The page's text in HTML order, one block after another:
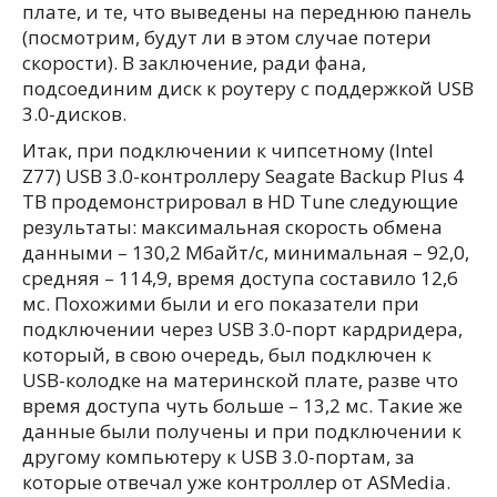
плате, и те, что выведены на переднюю панель
(посмотрим, будут ли в этом случае потери
скорости). В заключение, ради фана,
подсоединим диск к роутеру с поддержкой USB
3.0-дисков.
Итак, при подключении к чипсетному (Intel
Z77) USB 3.0-контроллеру Seagate Backup Plus 4
TB продемонстрировал в HD Tune следующие
результаты: максимальная скорость обмена
данными – 130,2 Мбайт/с, минимальная – 92,0,
средняя – 114,9, время доступа составило 12,6
мс. Похожими были и его показатели при
подключении через USB 3.0-порт кардридера,
который, в свою очередь, был подключен к
USB-колодке на материнской плате, разве что
время доступа чуть больше – 13,2 мс. Такие же
данные были получены и при подключении к
другому компьютеру к USB 3.0-портам, за
которые отвечал уже контроллер от ASMedia.